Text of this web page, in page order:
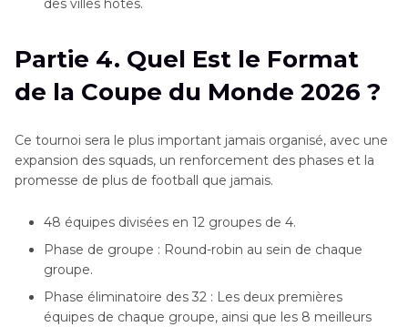
Partie 4. Quel Est le Format
de la Coupe du Monde 2026 ?
Ce tournoi sera le plus important jamais organisé, avec une
expansion des squads, un renforcement des phases et la
promesse de plus de football que jamais.
48 équipes divisées en 12 groupes de 4.
Phase de groupe : Round-robin au sein de chaque
groupe.
Phase éliminatoire des 32 : Les deux premières
équipes de chaque groupe, ainsi que les 8 meilleurs